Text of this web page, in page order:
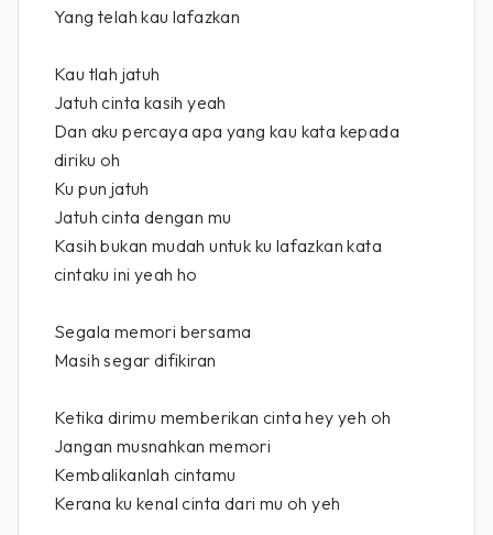
Yang telah kau lafazkan
Kau tlah jatuh
Jatuh cinta kasih yeah
Dan aku percaya apa yang kau kata kepada
diriku oh
Ku pun jatuh
Jatuh cinta dengan mu
Kasih bukan mudah untuk ku lafazkan kata
cintaku ini yeah ho
Segala memori bersama
Masih segar difikiran
Ketika dirimu memberikan cinta hey yeh oh
Jangan musnahkan memori
Kembalikanlah cintamu
Kerana ku kenal cinta dari mu oh yeh